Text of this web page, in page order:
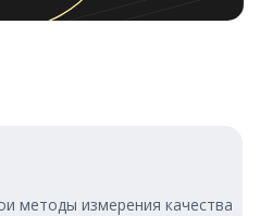
методы измерения качества